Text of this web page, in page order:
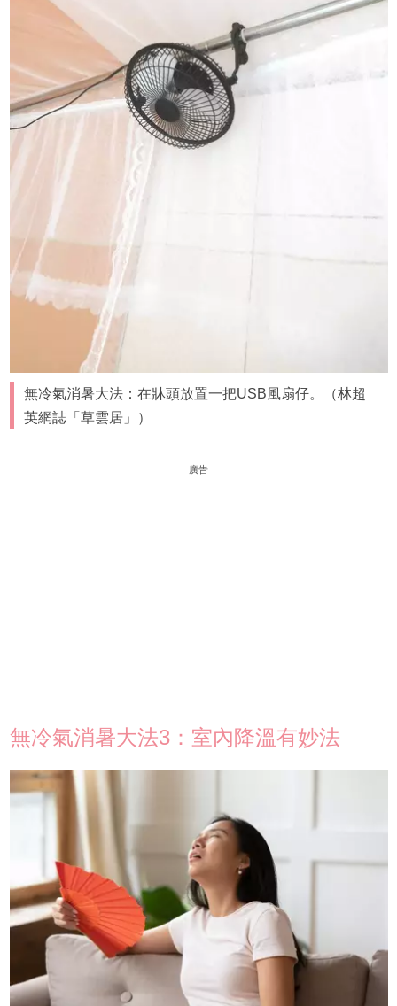
無冷氣消暑大法：在牀頭放置一把USB風扇仔。（林超
英網誌「草雲居」）
廣告
無冷氣消暑大法3：室內降溫有妙法